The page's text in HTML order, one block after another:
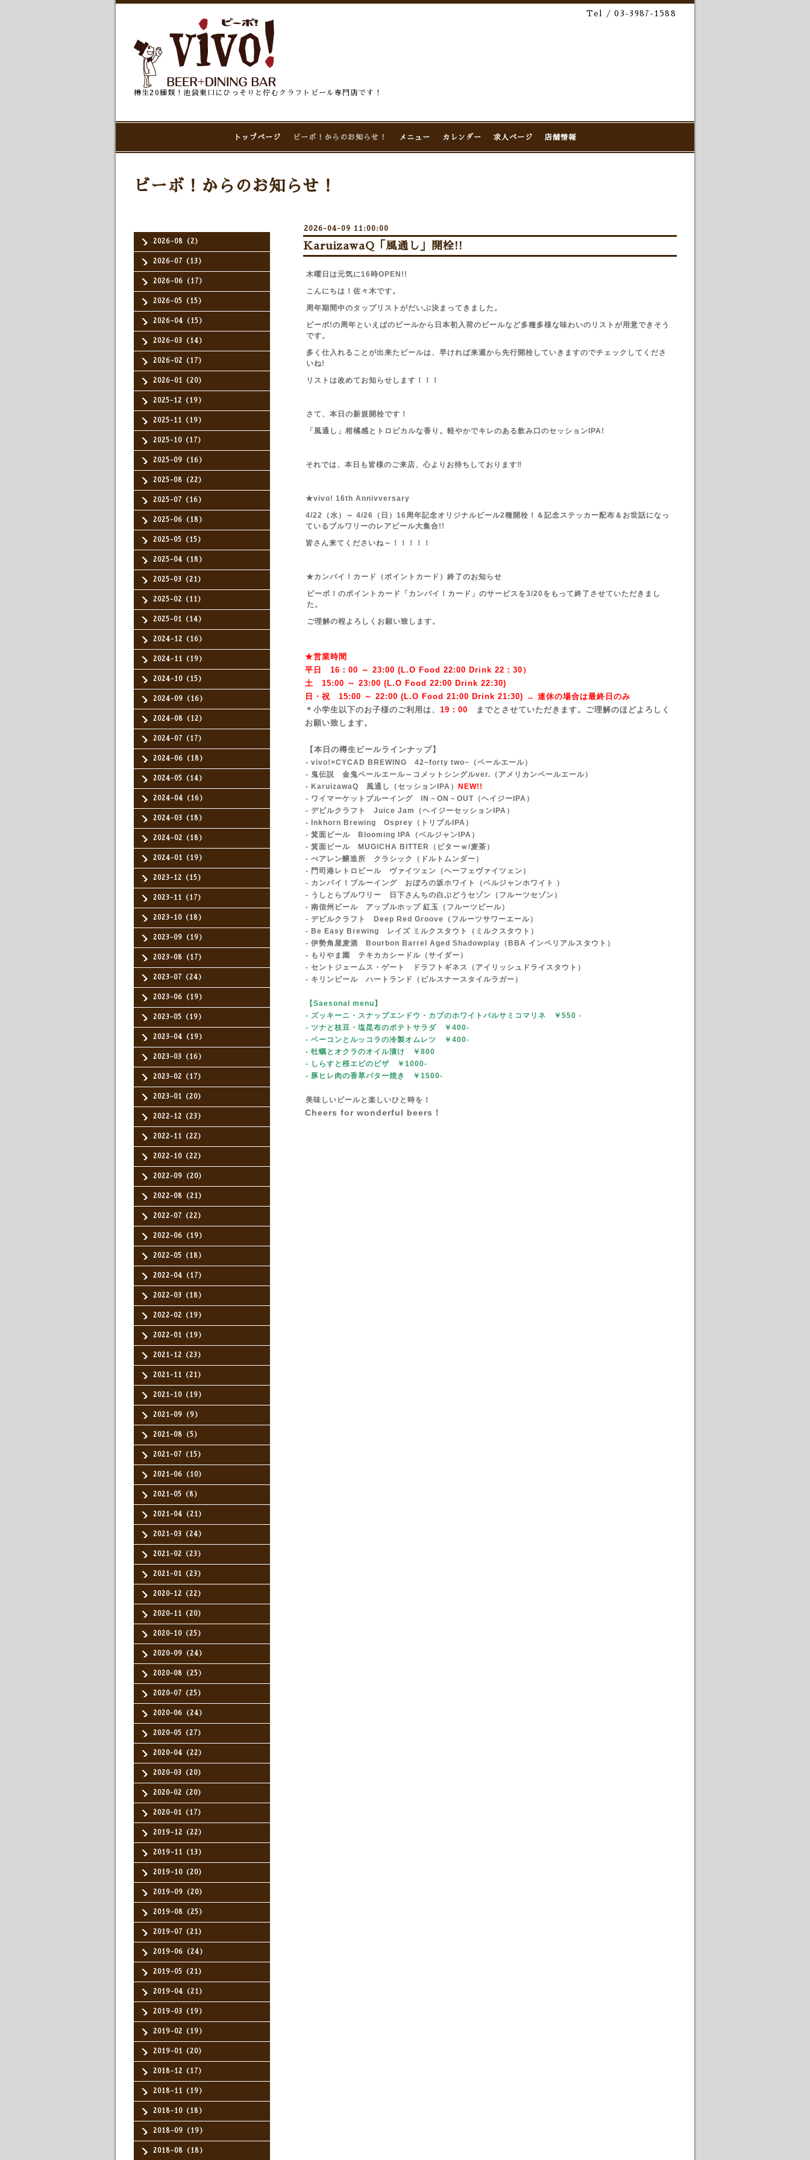
Tel / 03-3987-1588
樽生20種類！池袋東口にひっそりと佇むクラフトビール専門店です！
トップページ ビーボ！からのお知らせ！ メニュー カレンダー 求人ページ 店舗情報
2026-08（2）
2026-07（13）
2026-06（17）
2026-05（15）
2026-04（15）
2026-03（14）
2026-02（17）
2026-01（20）
2025-12（19）
2025-11（19）
2025-10（17）
2025-09（16）
2025-08（22）
2025-07（16）
2025-06（18）
2025-05（15）
2025-04（18）
2025-03（21）
2025-02（11）
2025-01（14）
2024-12（16）
2024-11（19）
2024-10（15）
2024-09（16）
2024-08（12）
2024-07（17）
2024-06（18）
2024-05（14）
2024-04（16）
2024-03（18）
2024-02（18）
2024-01（19）
2023-12（15）
2023-11（17）
2023-10（18）
2023-09（19）
2023-08（17）
2023-07（24）
2023-06（19）
2023-05（19）
2023-04（19）
2023-03（16）
2023-02（17）
2023-01（20）
2022-12（23）
2022-11（22）
2022-10（22）
2022-09（20）
2022-08（21）
2022-07（22）
2022-06（19）
2022-05（18）
2022-04（17）
2022-03（18）
2022-02（19）
2022-01（19）
2021-12（23）
2021-11（21）
2021-10（19）
2021-09（9）
2021-08（5）
2021-07（15）
2021-06（10）
2021-05（8）
2021-04（21）
2021-03（24）
2021-02（23）
2021-01（23）
2020-12（22）
2020-11（20）
2020-10（25）
2020-09（24）
2020-08（25）
2020-07（25）
2020-06（24）
2020-05（27）
2020-04（22）
2020-03（20）
2020-02（20）
2020-01（17）
2019-12（22）
2019-11（13）
2019-10（20）
2019-09（20）
2019-08（25）
2019-07（21）
2019-06（24）
2019-05（21）
2019-04（21）
2019-03（19）
2019-02（19）
2019-01（20）
2018-12（17）
2018-11（19）
2018-10（18）
2018-09（19）
2018-08（18）
ビーボ！からのお知らせ！
2026-04-09 11:00:00
KaruizawaQ「風通し」開栓!!
木曜日は元気に16時OPEN!!
こんにちは！佐々木です。
周年期間中のタップリストがだいぶ決まってきました。
ビーボ!の周年といえばのビールから日本初入荷のビールなど多種多様な味わいのリストが用意できそう
です。
多く仕入れることが出来たビールは、早ければ来週から先行開栓していきますのでチェックしてくださ
いね!
リストは改めてお知らせします！！！
さて、本日の新規開栓です！
「風通し」柑橘感とトロピカルな香り。軽やかでキレのある飲み口のセッションIPA!
それでは、本日も皆様のご来店、心よりお待ちしております‼
★vivo! 16th Annivversary
4/22（水）～ 4/26（日）16周年記念オリジナルビール2種開栓！＆記念ステッカー配布＆お世話になっ
ているブルワリーのレアビール大集合!!
皆さん来てくださいね～！！！！！
★カンパイ！カード（ポイントカード）終了のお知らせ
ビーボ！のポイントカード「カンパイ！カード」のサービスを3/20をもって終了させていただきまし
た。
ご理解の程よろしくお願い致します。
★営業時間
平日 16：00 ～ 23:00 (L.O Food 22:00 Drink 22：30）
土 15:00 ～ 23:00 ( L.O Food 22:00 Drink 22:30)
日・祝 15:00 ～ 22:00 ( L.O Food 21:00 Drink 21:30) → 連休の場合は最終日のみ
＊小学生以下のお子様のご利用は、 19：00
までとさせていただきます。ご理解のほどよろしく
お願い致します。
【本日の樽生ビールラインナップ】
- vivo!×CYCAD BREWING 42~forty two~ （ペールエール）
- 鬼伝説 金鬼ペールエール～コメットシングルver.（アメリカンペールエール）
- KaruizawaQ 風通し（セッションIPA）
NEW!!
- ワイマーケットブルーイング IN－ON－OUT（ヘイジーIPA）
- デビルクラフト Juice Jam（ヘイジーセッションIPA）
- Inkhorn Brewing Osprey（トリプルIPA）
- 箕面ビール Blooming IPA（ベルジャンIPA）
- 箕面ビール MUGICHA BITTER（ビターｗ/麦茶）
- べアレン醸造所 クラシック（ドルトムンダー）
- 門司港レトロビール ヴァイツェン（ヘーフェヴァイツェン）
- カンパイ！ブルーイング おぼろの坂ホワイト（ベルジャンホワイト ）
- うしとらブルワリー 日下さんちの白ぶどうセゾン（フルーツセゾン）
- 南信州ビール アップルホップ 紅玉（フルーツビール）
- デビルクラフト Deep Red Groove（フルーツサワーエール）
- Be Easy Brewing レイズ ミルクスタウト（ミルクスタウト）
- 伊勢角屋麦酒 Bourbon Barrel Aged Shadowplay（BBA インペリアルスタウト）
- もりやま園 テキカカシードル（サイダー）
- セントジェームス・ゲート ドラフトギネス（アイリッシュドライスタウト）
- キリンビール ハートランド（ピルスナースタイルラガー）
【Saesonal menu 】
- ズッキーニ・スナップエンドウ・カブのホワイトバルサミコマリネ ￥550 -
- ツナと枝豆・塩昆布のポテトサラダ ￥400-
- ベーコンとルッコラの冷製オムレツ ￥400-
- 牡蠣とオクラのオイル漬け ￥800
- しらすと桜エビのピザ ￥1000-
- 豚ヒレ肉の香草バター焼き ￥1500-
美味しいビールと楽しいひと時を！
Cheers for wonderful beers！